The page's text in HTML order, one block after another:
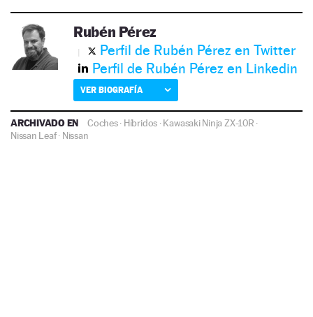
Rubén Pérez
Perfil de Rubén Pérez en Twitter
Perfil de Rubén Pérez en Linkedin
VER BIOGRAFÍA
ARCHIVADO EN Coches· Híbridos ·Kawasaki Ninja ZX-10R ·
Nissan Leaf· Nissan